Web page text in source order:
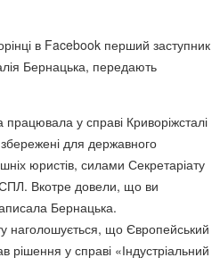
в Facebook перший заступник
Бернацька, передають
у справі Криворіжсталі
для державного
юристів, силами Секретаріату
Вкотре довели, що ви
Бернацька.
наголошується, що Європейський
рішення у справі «Індустріальний